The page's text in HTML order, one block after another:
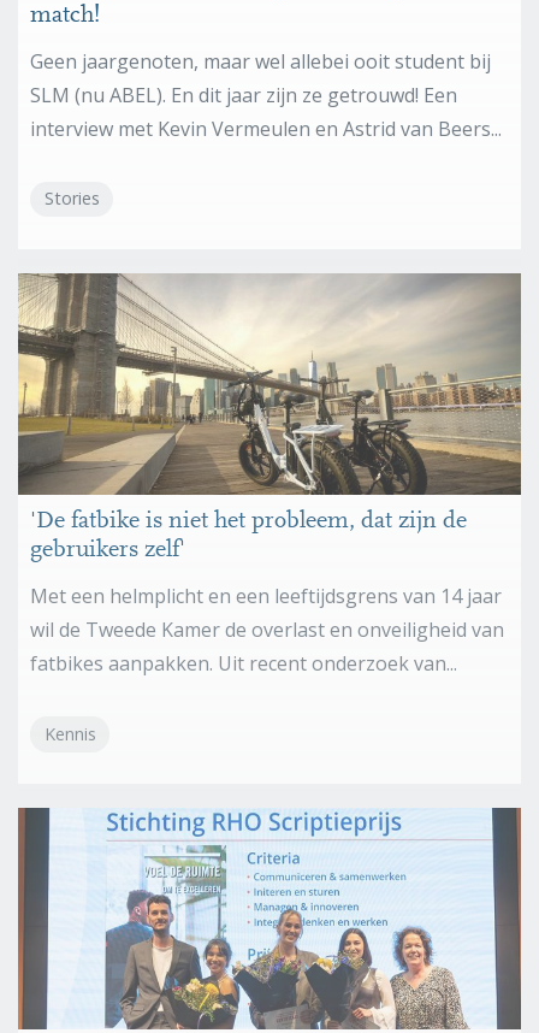
match!
Geen jaargenoten, maar wel allebei ooit student bij
SLM (nu ABEL). En dit jaar zijn ze getrouwd! Een
interview met Kevin Vermeulen en Astrid van Beers...
Stories
'De fatbike is niet het probleem, dat zijn de
gebruikers zelf'
Met een helmplicht en een leeftijdsgrens van 14 jaar
wil de Tweede Kamer de overlast en onveiligheid van
fatbikes aanpakken. Uit recent onderzoek van...
Kennis